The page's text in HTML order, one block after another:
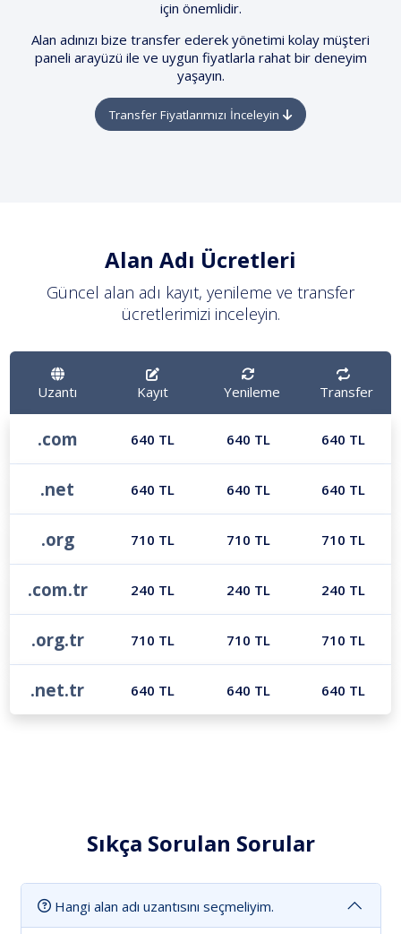
için önemlidir.
Alan adınızı bize transfer ederek yönetimi kolay müşteri
paneli arayüzü ile ve uygun fiyatlarla rahat bir deneyim
yaşayın.
Transfer Fiyatlarımızı İnceleyin
Alan Adı Ücretleri
Güncel alan adı kayıt, yenileme ve transfer
ücretlerimizi inceleyin.
Uzantı Kayıt Yenileme Transfer
.com 640 TL 640 TL 640 TL
.net 640 TL 640 TL 640 TL
.org 710 TL 710 TL 710 TL
.com.tr 240 TL 240 TL 240 TL
.org.tr 710 TL 710 TL 710 TL
.net.tr 640 TL 640 TL 640 TL
Sıkça Sorulan Sorular
Hangi alan adı uzantısını seçmeliyim.